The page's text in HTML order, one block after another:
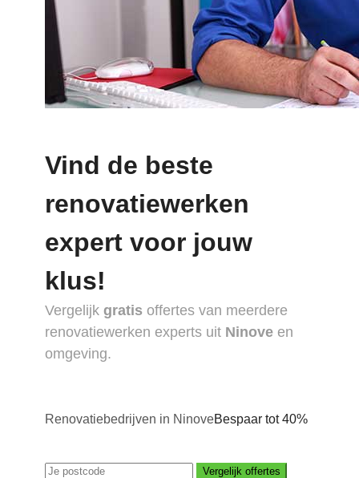
Vind de beste
renovatiewerken
expert voor jouw
klus!
Vergelijk gratis offertes van meerdere
renovatiewerken experts uit Ninove en
omgeving.
Renovatiebedrijven in NinoveBespaar tot 40%
Vergelijk offertes